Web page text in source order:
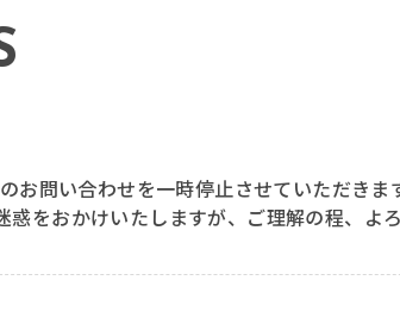
お問い合わせを一時停止させていただきま
をおかけいたしますが、ご理解の程、よ